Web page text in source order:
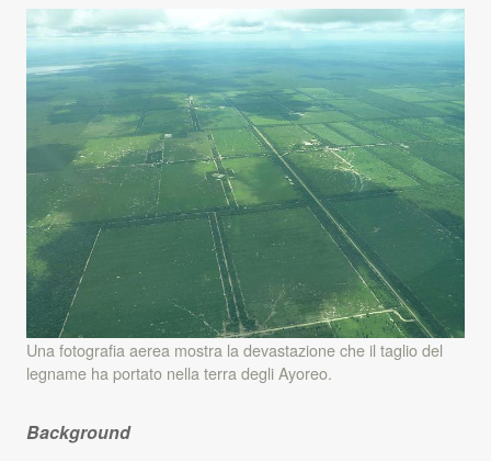
Una fotografia aerea mostra la devastazione che il taglio del
legname ha portato nella terra degli Ayoreo.
Background